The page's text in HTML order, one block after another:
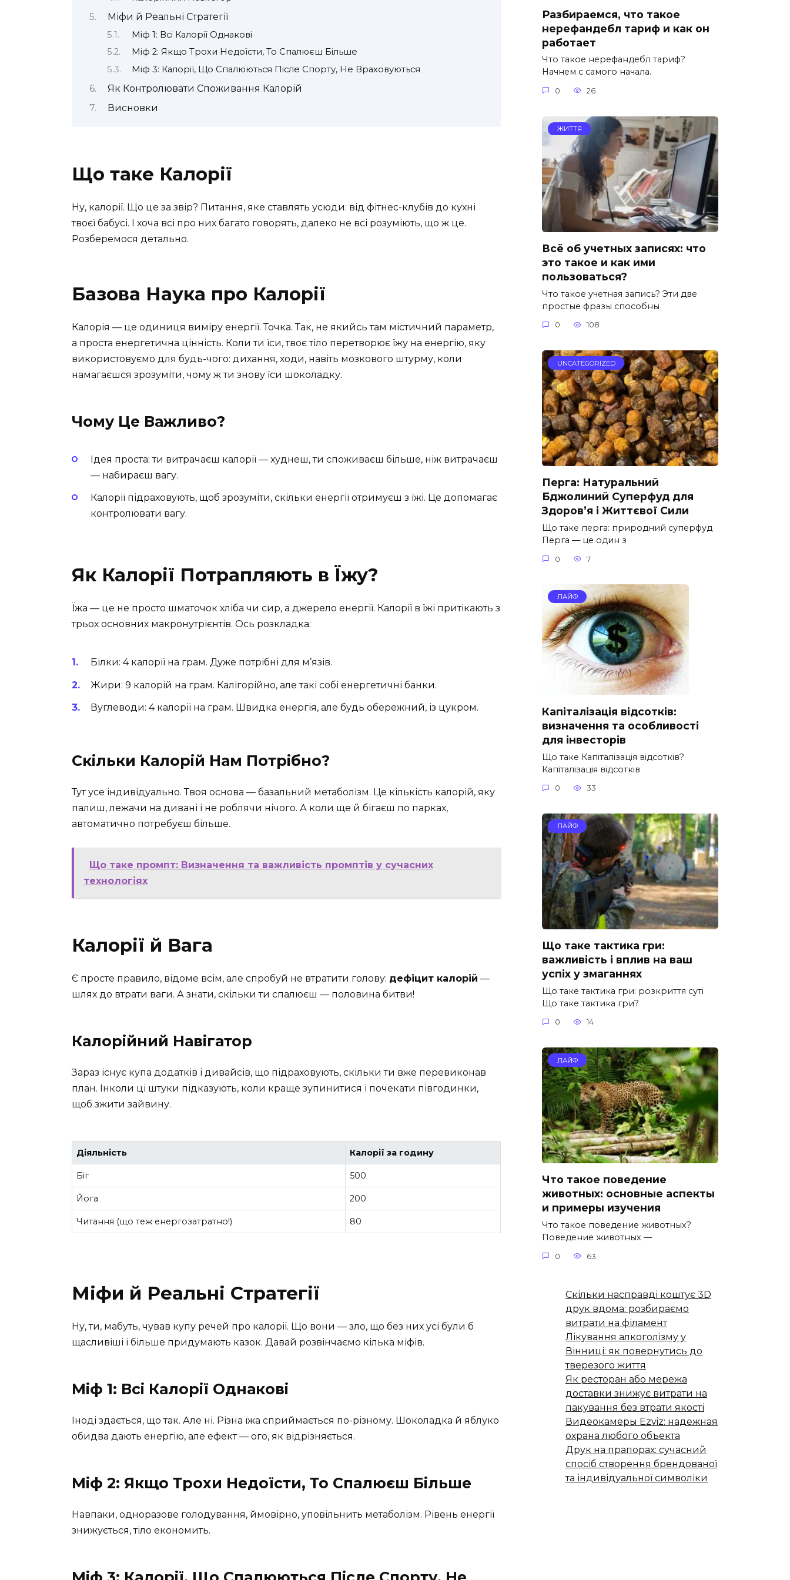
Міфи й Реальні Стратегії
Міф 1: Всі Калорії Однакові
Міф 2: Якщо Трохи Недоїсти, То Спалюєш Більше
Міф 3: Калорії, Що Спалюються Післе Спорту, Не Враховуються
Як Контролювати Споживання Калорій
Висновки
Що таке Калорії
Ну, калорії. Що це за звір? Питання, яке ставлять усюди: від фітнес-клубів до кухні
твоєї бабусі. І хоча всі про них багато говорять, далеко не всі розуміють, що ж це.
Розберемося детально.
Базова Наука про Калорії
Калорія — це одиниця виміру енергії. Точка. Так, не якийсь там містичний параметр,
а проста енергетична цінність. Коли ти їси, твоє тіло перетворює їжу на енергію, яку
використовуємо для будь-чого: дихання, ходи, навіть мозкового штурму, коли
намагаєшся зрозуміти, чому ж ти знову їси шоколадку.
Чому Це Важливо?
Ідея проста: ти витрачаєш калорії — худнеш, ти споживаєш більше, ніж витрачаєш
— набираєш вагу.
Калорії підраховують, щоб зрозуміти, скільки енергії отримуєш з їжі. Це допомагає
контролювати вагу.
Як Калорії Потрапляють в Їжу?
Їжа — це не просто шматочок хліба чи сир, а джерело енергії. Калорії в їжі притікають з
трьох основних макронутрієнтів. Ось розкладка:
Білки: 4 калорії на грам. Дуже потрібні для м’язів.
Жири: 9 калорій на грам. Калігорійно, але такі собі енергетичні банки.
Вуглеводи: 4 калорії на грам. Швидка енергія, але будь обережний, із цукром.
Скільки Калорій Нам Потрібно?
Тут усе індивідуально. Твоя основа — базальний метаболізм. Це кількість калорій, яку
палиш, лежачи на дивані і не роблячи нічого. А коли ще й бігаєш по парках,
автоматично потребуєш більше.
Що таке промпт: Визначення та важливість промптів у сучасних
технологіях
Калорії й Вага
Є просте правило, відоме всім, але спробуй не втратити голову: дефіцит калорій —
шлях до втрати ваги. А знати, скільки ти спалюєш — половина битви!
Калорійний Навігатор
Зараз існує купа додатків і дивайсів, що підраховують, скільки ти вже перевиконав
план. Інколи ці штуки підказують, коли краще зупинитися і почекати півгодинки,
щоб зжити зайвину.
Діяльність Калорії за годину
Біг 500
Йога 200
Читання (що теж енергозатратно!) 80
Міфи й Реальні Стратегії
Ну, ти, мабуть, чував купу речей про калорії. Що вони — зло, що без них усі були б
щасливіші і більше придумають казок. Давай розвінчаємо кілька міфів.
Міф 1: Всі Калорії Однакові
Іноді здається, що так. Але ні. Різна їжа сприймається по-різному. Шоколадка й яблуко
обидва дають енергію, але ефект — ого, як відрізняється.
Міф 2: Якщо Трохи Недоїсти, То Спалюєш Більше
Навпаки, одноразове голодування, ймовірно, уповільнить метаболізм. Рівень енергії
знижується, тіло економить.
Разбираемся, что такое
нерефандебл тариф и как он
работает
Что такое нерефандебл тариф?
Начнем с самого начала.
0 26
ЖИТТЯ
Всё об учетных записях: что
это такое и как ими
пользоваться?
Что такое учетная запись? Эти две
простые фразы способны
0 108
UNCATEGORIZED
Перга: Натуральний
Бджолиний Суперфуд для
Здоров’я і Життєвої Сили
Що таке перга: природний суперфуд
Перга — це один з
0 7
ЛАЙФ
Капіталізація відсотків:
визначення та особливості
для інвесторів
Що таке Капіталізація відсотків?
Капіталізація відсотків
0 33
ЛАЙФ
Що таке тактика гри:
важливість і вплив на ваш
успіх у змаганнях
Що таке тактика гри: розкриття суті
Що таке тактика гри?
0 14
ЛАЙФ
Что такое поведение
животных: основные аспекты
и примеры изучения
Что такое поведение животных?
Поведение животных —
0 63
Скільки насправді коштує 3D
друк вдома: розбираємо
витрати на філамент
Лікування алкоголізму у
Вінниці: як повернутись до
тверезого життя
Як ресторан або мережа
доставки знижує витрати на
пакування без втрати якості
Видеокамеры Ezviz: надежная
охрана любого объекта
Друк на прапорах: сучасний
спосіб створення брендованої
та індивідуальної символіки